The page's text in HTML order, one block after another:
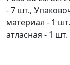
- 7 шт.,
материал - 1
атласная - 1 шт.